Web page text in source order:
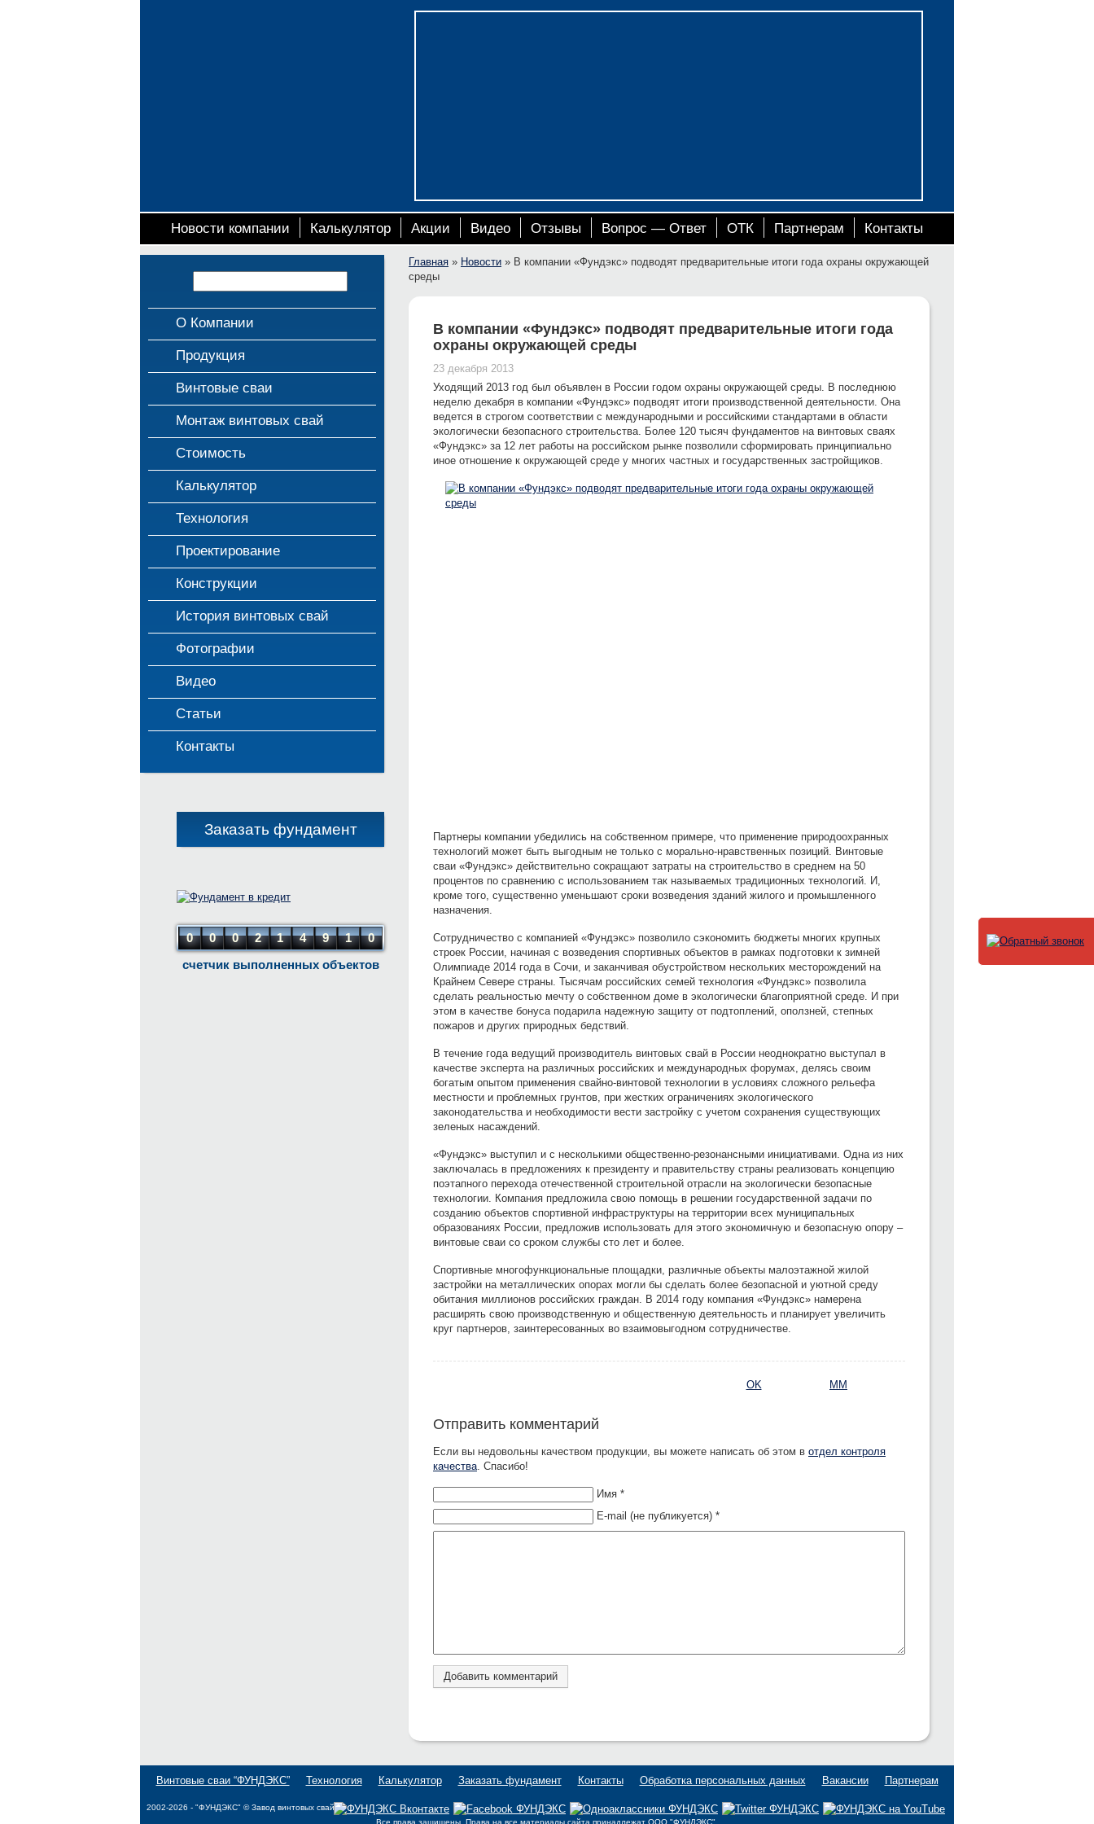
Новости компании Калькулятор Акции Видео Отзывы Вопрос — Ответ ОТК Партнерам Контакты
Главная » Новости » В компании «Фундэкс» подводят предварительные итоги года охраны окружающей
среды
В компании «Фундэкс» подводят предварительные итоги года
охраны окружающей среды
23 декабря 2013
Уходящий 2013 год был объявлен в России годом охраны окружающей среды. В последнюю
неделю декабря в компании «Фундэкс» подводят итоги производственной деятельности. Она
ведется в строгом соответствии с международными и российскими стандартами в области
экологически безопасного строительства. Более 120 тысяч фундаментов на винтовых сваях
«Фундэкс» за 12 лет работы на российском рынке позволили сформировать принципиально
иное отношение к окружающей среде у многих частных и государственных застройщиков.
Партнеры компании убедились на собственном примере, что применение природоохранных
технологий может быть выгодным не только с морально-нравственных позиций. Винтовые
сваи «Фундэкс» действительно сокращают затраты на строительство в среднем на 50
процентов по сравнению с использованием так называемых традиционных технологий. И,
кроме того, существенно уменьшают сроки возведения зданий жилого и промышленного
назначения.
Сотрудничество с компанией «Фундэкс» позволило сэкономить бюджеты многих крупных
строек России, начиная с возведения спортивных объектов в рамках подготовки к зимней
Олимпиаде 2014 года в Сочи, и заканчивая обустройством нескольких месторождений на
Крайнем Севере страны. Тысячам российских семей технология «Фундэкс» позволила
сделать реальностью мечту о собственном доме в экологически благоприятной среде. И при
этом в качестве бонуса подарила надежную защиту от подтоплений, оползней, степных
пожаров и других природных бедствий.
В течение года ведущий производитель винтовых свай в России неоднократно выступал в
качестве эксперта на различных российских и международных форумах, делясь своим
богатым опытом применения свайно-винтовой технологии в условиях сложного рельефа
местности и проблемных грунтов, при жестких ограничениях экологического
законодательства и необходимости вести застройку с учетом сохранения существующих
зеленых насаждений.
«Фундэкс» выступил и с несколькими общественно-резонансными инициативами. Одна из них
заключалась в предложениях к президенту и правительству страны реализовать концепцию
поэтапного перехода отечественной строительной отрасли на экологически безопасные
технологии. Компания предложила свою помощь в решении государственной задачи по
созданию объектов спортивной инфраструктуры на территории всех муниципальных
образованиях России, предложив использовать для этого экономичную и безопасную опору –
винтовые сваи со сроком службы сто лет и более.
Спортивные многофункциональные площадки, различные объекты малоэтажной жилой
застройки на металлических опорах могли бы сделать более безопасной и уютной среду
обитания миллионов российских граждан. В 2014 году компания «Фундэкс» намерена
расширять свою производственную и общественную деятельность и планирует увеличить
круг партнеров, заинтересованных во взаимовыгодном сотрудничестве.
OK MM
Отправить комментарий
Если вы недовольны качеством продукции, вы можете написать об этом в отдел контроля
качества. Спасибо!
Имя *
E-mail (не публикуется) *
О Компании
Продукция
Винтовые сваи
Монтаж винтовых свай
Стоимость
Калькулятор
Технология
Проектирование
Конструкции
История винтовых свай
Фотографии
Видео
Статьи
Контакты
Заказать фундамент
0 0 0 2 1 4 9 1
0
счетчик выполненных объектов
Винтовые сваи “ФУНДЭКС” Технология Калькулятор Заказать фундамент Контакты Обработка персональных данных Вакансии Партнерам
2002-2026 - "ФУНДЭКС" © Завод винтовых свай.
Все права защищены. Права на все материалы сайта принадлежат OOO "ФУНДЭКС".